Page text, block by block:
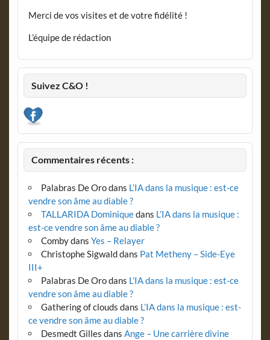
Merci de vos visites et de votre fidélité !
L’équipe de rédaction
Suivez C&O !
Commentaires récents :
Palabras De Orodans L’IA dans la musique : est-ce
vendre son âme au diable ?
TALLARIDA Dominiquedans L’IA dans la musique :
est-ce vendre son âme au diable ?
Combydans Yes – Relayer
Christophe Sigwalddans Pat Metheny – Side-Eye
III+
Palabras De Orodans L’IA dans la musique : est-ce
vendre son âme au diable ?
Gathering of clouds dans L’IA dans la musique : est-
ce vendre son âme au diable ?
Desmedt Gilles dans Ange – Une carrière divine